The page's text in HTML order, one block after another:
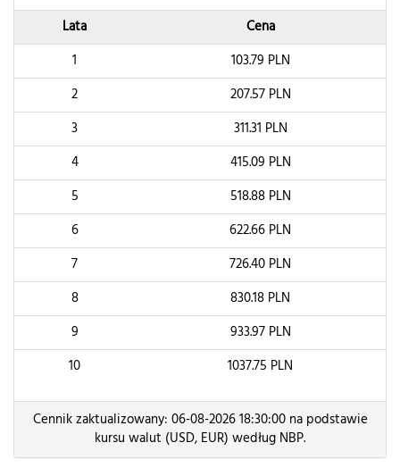
Lata
Cena
1
103.79 PLN
2
207.57PLN
3
311.31 PLN
4
415.09 PLN
5
518.88PLN
6
622.66 PLN
7
726.40 PLN
8
830.18 PLN
9
933.97PLN
10
1037.75 PLN
Cennik zaktualizowany: 06-08-2026 18:30:00 na podstawie
kursu walut (USD, EUR) według NBP.